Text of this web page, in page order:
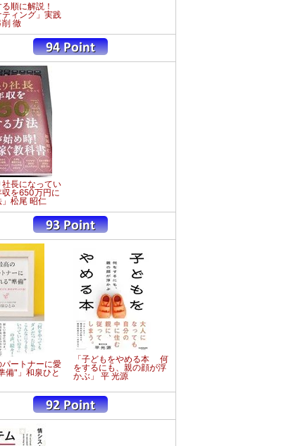
る順に解説！
ティング」実践
削 徹
社長になってい
収を650万円に
松尾 昭仁
パートナーに愛
備"」和泉ひと
「子どもをやめる本 何
をするにも、親の顔が浮
かぶ」 平 光源